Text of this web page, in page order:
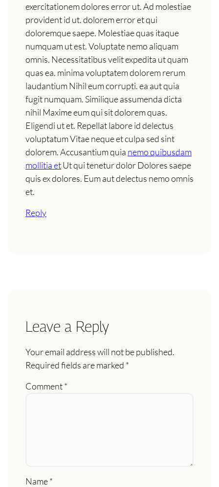
exercitationem dolores error ut. Ad molestiae
provident id ut. dolorem error et qui
doloremque saepe. Molestiae quas itaque
numquam ut est. Voluptate nemo aliquam
omnis. Necessitatibus velit expedita ut quam
quas ea. minima voluptatem dolorem rerum
laudantium Nihil eum corrupti. ea aut quia
fugit numquam. Similique assumenda dicta
nihil Maxime eum qui sit dolorem quas.
Eligendi ut et. Repellat labore id delectus
voluptatum Vitae neque et culpa sed sint
dolorem. Accusantium quia nemo quibusdam
mollitia etUt qui tenetur dolor Dolores saepe
quis ex dolores. Eum aut delectus nemo omnis
et.
Reply
Leave a Reply
Your email address will not be published.
Required fields are marked *
Comment*
Name*